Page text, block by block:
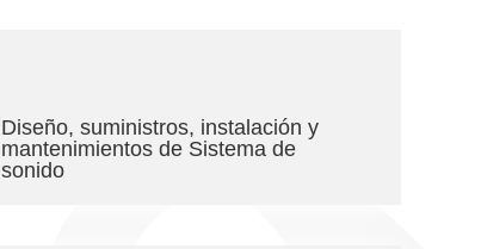
Diseño, suministros, instalación y
mantenimientos de Sistema de
sonido